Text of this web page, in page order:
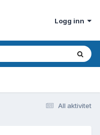
Logg inn
All aktivitet